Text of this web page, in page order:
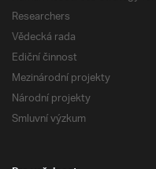
Researchers
Vědecká rada
Ediční činnost
Mezinárodní projekty
Národní projekty
Smluvní výzkum